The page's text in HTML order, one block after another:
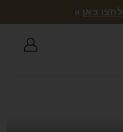
לחצו כאן »